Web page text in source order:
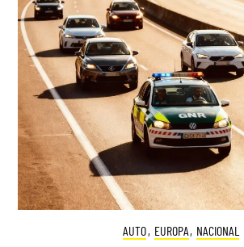
AUTO, EUROPA, NACIONAL